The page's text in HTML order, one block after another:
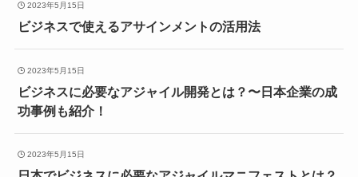
2023年5月15日
ビジネスで使えるアサインメントの活用法
2023年5月15日
ビジネスに必要なアジャイル開発とは？〜日本企業の成
功事例も紹介！
2023年5月15日